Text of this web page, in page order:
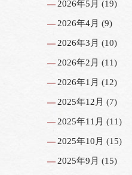
2026年5月 (19)
2026年4月 (9)
2026年3月 (10)
2026年2月 (11)
2026年1月 (12)
2025年12月 (7)
2025年11月 (11)
2025年10月 (15)
2025年9月 (15)